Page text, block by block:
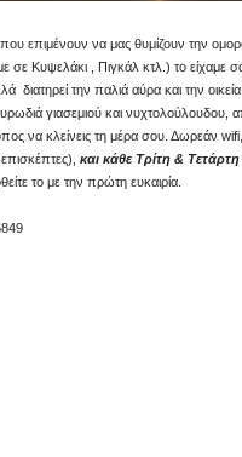
που επιμένουν να μας θυμίζουν την
σε Κυψελάκι , Πιγκάλ κτλ.) το
διατηρεί την παλιά αύρα και την
γιασεμιού και νυχτολούλουδου,
να κλείνεις τη μέρα σου. Δωρεάν
και κάθε Τρίτη &
το με την πρώτη ευκαιρία.